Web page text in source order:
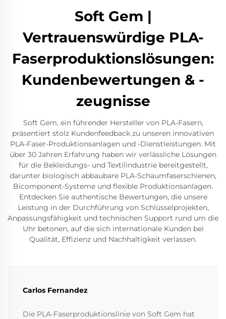
Soft Gem |
Vertrauenswürdige PLA-
Faserproduktionslösungen:
Kundenbewertungen & -
zeugnisse
Soft Gem, ein führender Hersteller von PLA-Fasern,
präsentiert stolz Kundenfeedback zu unseren innovativen
PLA-Faser-Produktionsanlagen und -Dienstleistungen. Mit
über 30 Jahren Erfahrung haben wir verlässliche Lösungen
für die Bekleidungs- und Textilindustrie bereitgestellt,
darunter biologisch abbaubare PLA-Schaumfaserschienen,
Bicomponent-Systeme und flexible Produktionsanlagen.
Entdecken Sie authentische Bewertungen, die unsere
Leistung in der Durchführung von Schlüsselprojekten,
Anpassungsfähigkeit und technischen Support rund um die
Uhr betonen, auf die sich internationale Kunden bei
Qualität, Effizienz und Nachhaltigkeit verlassen.
Carlos Fernandez
Die PLA-Faserproduktionslinie von Soft Gem hat